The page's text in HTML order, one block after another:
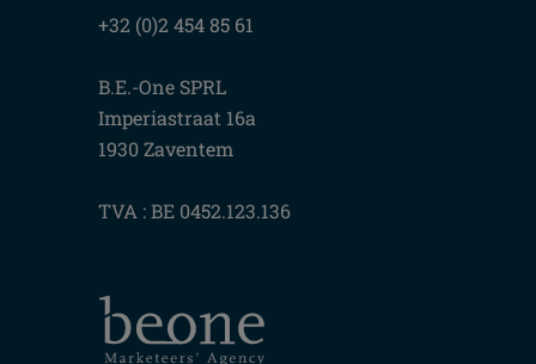
+32 (0)2 454 85 61
B.E.-One SPRL
Imperiastraat 16a
1930 Zaventem
TVA : BE 0452.123.136